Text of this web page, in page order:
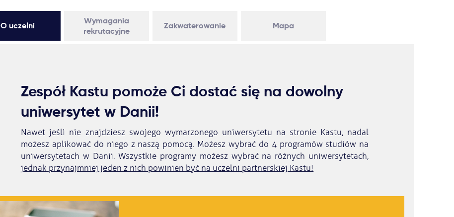
O uczelni
Wymagania
rekrutacyjne
Zakwaterowanie Mapa
Zespół Kastu pomoże Ci dostać się na dowolny
uniwersytet w Danii!
Nawet jeśli nie znajdziesz swojego wymarzonego uniwersytetu na stronie Kastu, nadal
możesz aplikować do niego z naszą pomocą. Możesz wybrać do 4 programów studiów na
uniwersytetach w Danii. Wszystkie programy możesz wybrać na różnych uniwersytetach,
jednak przynajmniej jeden z nich powinien być na uczelni partnerskiej Kastu!